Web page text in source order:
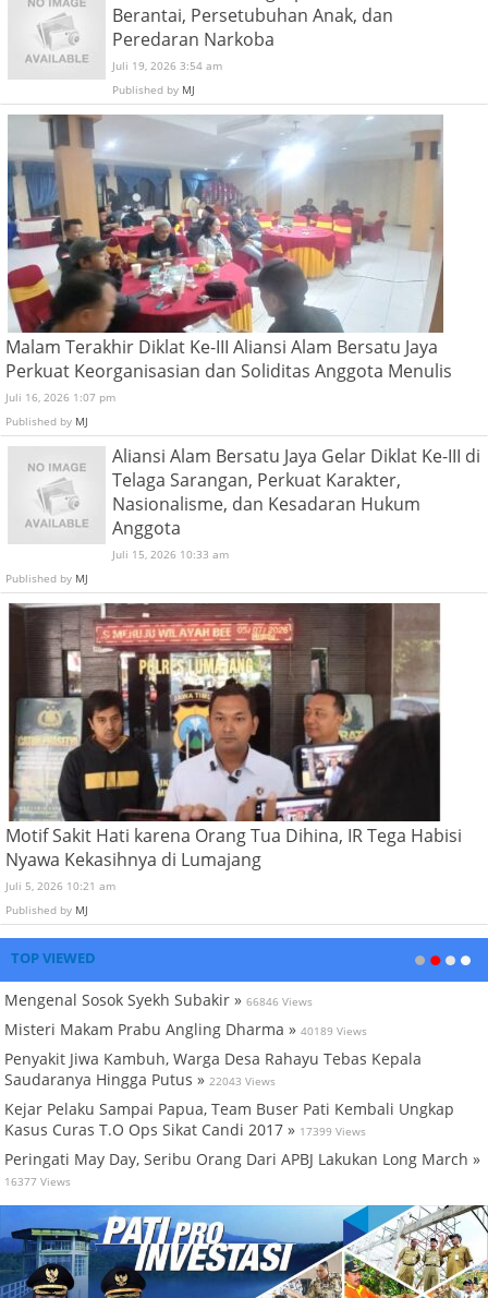
Berantai, Persetubuhan Anak, dan
Peredaran Narkoba
Juli 19, 2026 3:54 am
Published by MJ
Malam Terakhir Diklat Ke-III Aliansi Alam Bersatu Jaya
Perkuat Keorganisasian dan Soliditas Anggota Menulis
Juli 16, 2026 1:07 pm
Published by MJ
Aliansi Alam Bersatu Jaya Gelar Diklat Ke-III di
Telaga Sarangan, Perkuat Karakter,
Nasionalisme, dan Kesadaran Hukum
Anggota
Juli 15, 2026 10:33 am
Published by MJ
Motif Sakit Hati karena Orang Tua Dihina, IR Tega Habisi
Nyawa Kekasihnya di Lumajang
Juli 5, 2026 10:21 am
Published by MJ
TOP VIEWED
Mengenal Sosok Syekh Subakir » 66846 Views
Misteri Makam Prabu Angling Dharma » 40189 Views
Penyakit Jiwa Kambuh, Warga Desa Rahayu Tebas Kepala
Saudaranya Hingga Putus » 22043 Views
Kejar Pelaku Sampai Papua, Team Buser Pati Kembali Ungkap
Kasus Curas T.O Ops Sikat Candi 2017 » 17399 Views
Peringati May Day, Seribu Orang Dari APBJ Lakukan Long March »
16377 Views